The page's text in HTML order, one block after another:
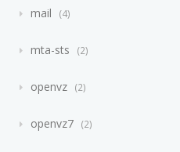
mail 4
mta-sts 2
openvz 2
openvz7 2